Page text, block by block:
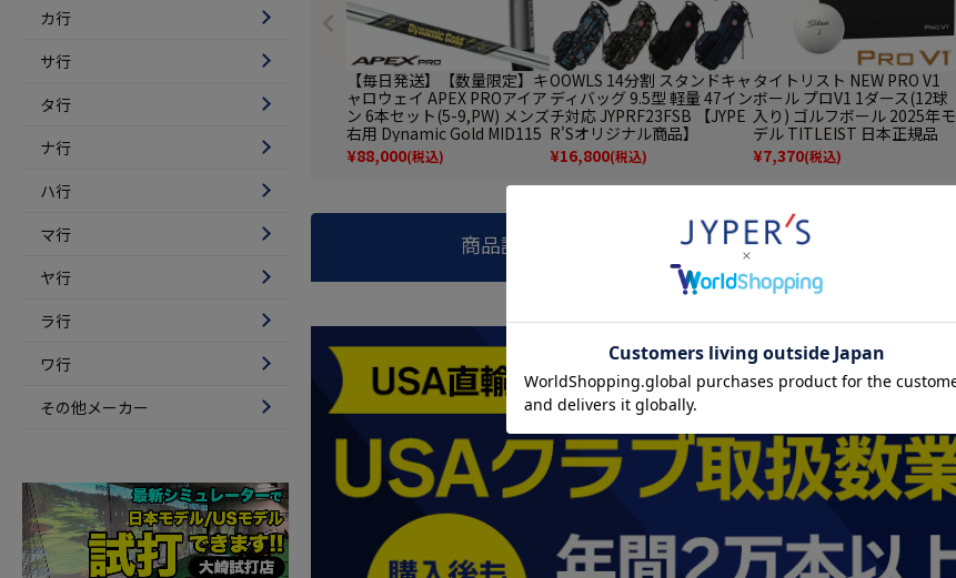
カ行
サ行
タ行
ナ行
ハ行
マ行
ヤ行
ラ行
ワ行
その他メーカー
【毎日発送】【数量限定】キ
ャロウェイ APEX PROアイア
ン 6本セット(5-9,PW) メンズ
右用 Dynamic Gold MID115
スチールシャフト 2023年モ
デル 日本正規品
¥88,000(税込)
OOWLS 14分割 スタンドキャ
ディバッグ 9.5型 軽量 47イン
チ対応 JYPRF23FSB 【JYPE
R'Sオリジナル商品】
¥16,800(税込)
タイトリスト NEW PRO V1
ボール プロV1 1ダース(12球
入り) ゴルフボール 2025年モ
デル TITLEIST 日本正規品
¥7,370(税込)
商品説明